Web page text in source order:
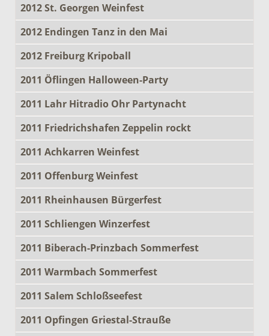
2012 St. Georgen Weinfest
2012 Endingen Tanz in den Mai
2012 Freiburg Kripoball
2011 Öflingen Halloween-Party
2011 Lahr Hitradio Ohr Partynacht
2011 Friedrichshafen Zeppelin rockt
2011 Achkarren Weinfest
2011 Offenburg Weinfest
2011 Rheinhausen Bürgerfest
2011 Schliengen Winzerfest
2011 Biberach-Prinzbach Sommerfest
2011 Warmbach Sommerfest
2011 Salem Schloßseefest
2011 Opfingen Griestal-Strauße